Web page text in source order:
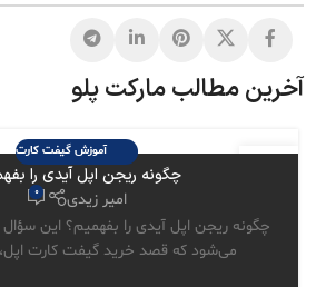
آخرین مطالب مارکت پلو
29 آموزش گیفت کارت
چگونه ریجن اپل آیدی را
امیر زیدی 0
چگونه ریجن اپل آیدی را بفهمیم؟ این سؤال
می‌شود که قصد خرید گیفت کارت